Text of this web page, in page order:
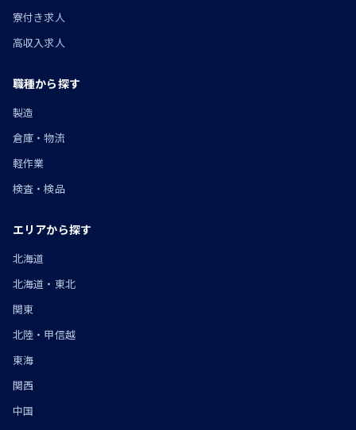
寮付き求人
高収入求人
職種から探す
製造
倉庫・物流
軽作業
検査・検品
エリアから探す
北海道
北海道・東北
関東
北陸・甲信越
東海
関西
中国